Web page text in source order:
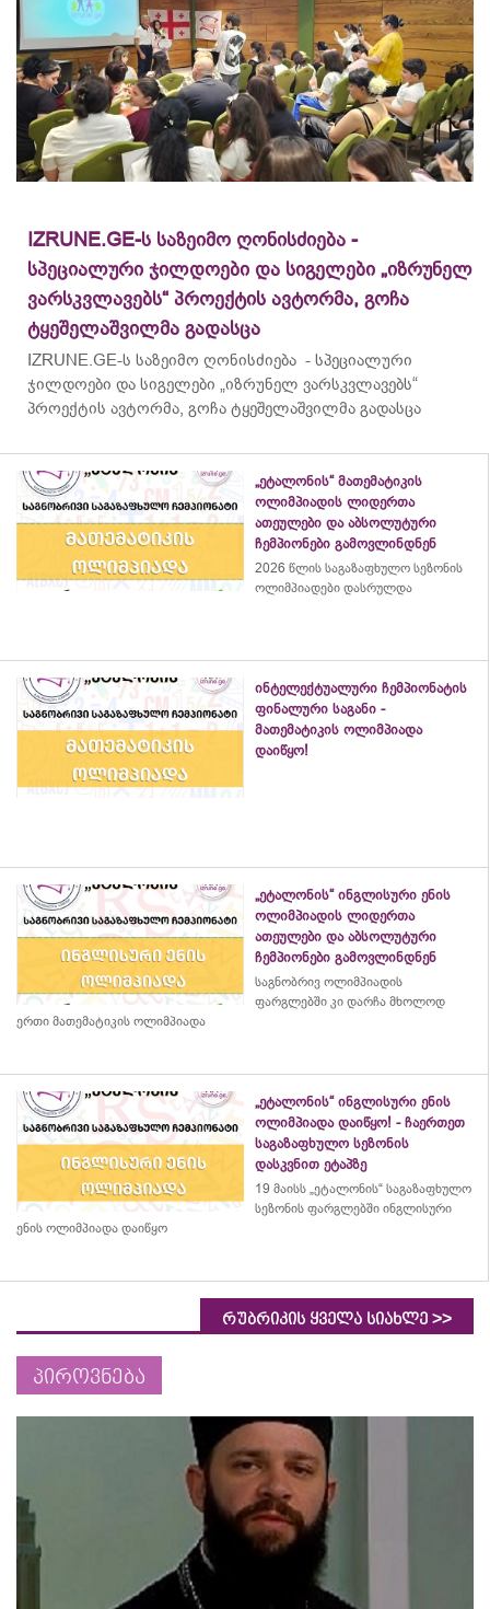
IZRUNE.GE-ს საზეიმო ღონისძიება -
სპეციალური ჯილდოები და სიგელები „იზრუნელ
ვარსკვლავებს“ პროექტის ავტორმა, გოჩა
ტყეშელაშვილმა გადასცა
IZRUNE.GE-ს საზეიმო ღონისძიება - სპეციალური
ჯილდოები და სიგელები „იზრუნელ ვარსკვლავებს“
პროექტის ავტორმა, გოჩა ტყეშელაშვილმა გადასცა
„ეტალონის“ მათემატიკის
ოლიმპიადის ლიდერთა
ათეულები და აბსოლუტური
ჩემპიონები გამოვლინდნენ
2026 წლის საგაზაფხულო სეზონის
ოლიმპიადები დასრულდა
ინტელექტუალური ჩემპიონატის
ფინალური საგანი -
მათემატიკის ოლიმპიადა
დაიწყო!
„ეტალონის“ ინგლისური ენის
ოლიმპიადის ლიდერთა
ათეულები და აბსოლუტური
ჩემპიონები გამოვლინდნენ
საგნობრივ ოლიმპიადის
ფარგლებში კი დარჩა მხოლოდ
ერთი მათემატიკის ოლიმპიადა
„ეტალონის“ ინგლისური ენის
ოლიმპიადა დაიწყო! - ჩაერთეთ
საგაზაფხულო სეზონის
დასკვნით ეტაპზე
19 მაისს „ეტალონის“ საგაზაფხულო
სეზონის ფარგლებში ინგლისური
ენის ოლიმპიადა დაიწყო
რუბრიკის ყველა სიახლე >>
პიროვნება